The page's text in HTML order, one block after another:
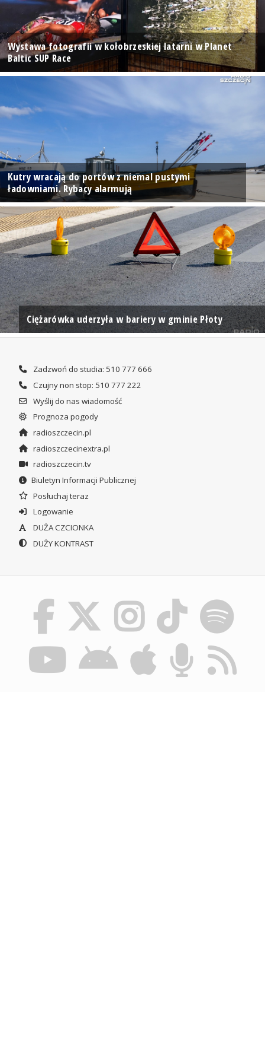
Wystawa fotografii w kołobrzeskiej latarni w Planet
Baltic SUP Race
Kutry wracają do portów z niemal pustymi
ładowniami. Rybacy alarmują
Ciężarówka uderzyła w bariery w gminie Płoty
Zadzwoń do studia: 510 777 666
Czujny non stop: 510 777 222
Wyślij do nas wiadomość
Prognoza pogody
radioszczecin.pl
radioszczecinextra.pl
radioszczecin.tv
Biuletyn Informacji Publicznej
Posłuchaj teraz
Logowanie
DUŻA CZCIONKA
DUŻY KONTRAST